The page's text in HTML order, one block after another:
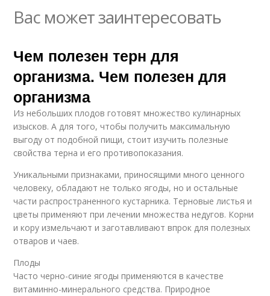
Вас может заинтересовать
Чем полезен терн для
организма. Чем полезен для
организма
Из небольших плодов готовят множество кулинарных
изысков. А для того, чтобы получить максимальную
выгоду от подобной пищи, стоит изучить полезные
свойства терна и его противопоказания.
Уникальными признаками, приносящими много ценного
человеку, обладают не только ягоды, но и остальные
части распространенного кустарника. Терновые листья и
цветы применяют при лечении множества недугов. Корни
и кору измельчают и заготавливают впрок для полезных
отваров и чаев.
Плоды
Часто черно-синие ягоды применяются в качестве
витаминно-минерального средства. Природное